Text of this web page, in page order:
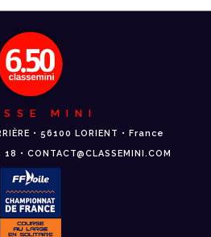
MINI
• 56100 LORIENT • France
• CONTACT@CLASSEMINI.COM